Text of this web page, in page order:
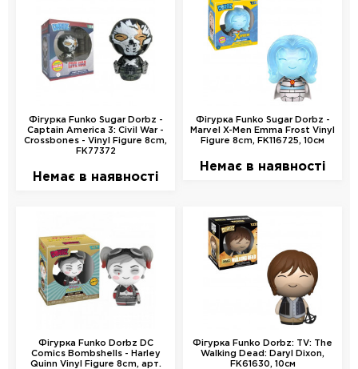
Фігурка Funko Sugar Dorbz -
Captain America 3: Civil War -
Crossbones - Vinyl Figure 8cm,
FK77372
Немає в наявності
Фігурка Funko Sugar Dorbz -
Marvel X-Men Emma Frost Vinyl
Figure 8cm, FK116725, 10см
Немає в наявності
Фігурка Funko Dorbz DC
Comics Bombshells - Harley
Quinn Vinyl Figure 8cm, арт.
Фігурка Funko Dorbz: TV: The
Walking Dead: Daryl Dixon,
FK61630, 10см